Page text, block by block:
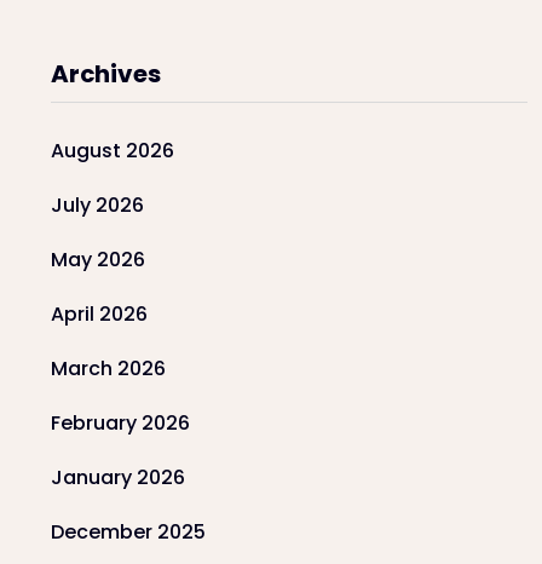
Archives
August 2026
July 2026
May 2026
April 2026
March 2026
February 2026
January 2026
December 2025